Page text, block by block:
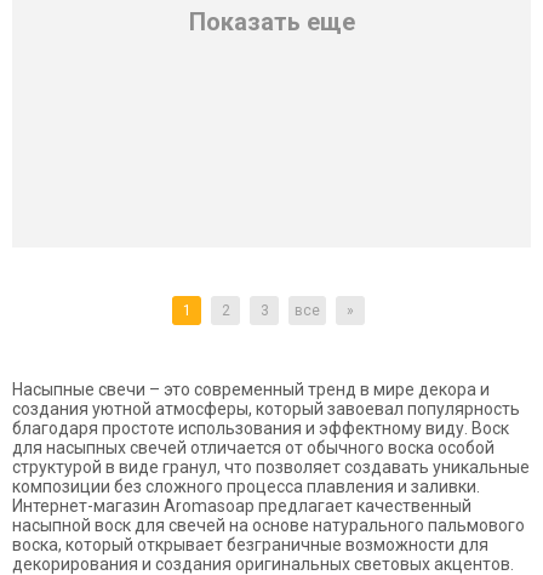
Показать еще
1 2 3 все »
Насыпные свечи – это современный тренд в мире декора и
создания уютной атмосферы, который завоевал популярность
благодаря простоте использования и эффектному виду. Воск
для насыпных свечей отличается от обычного воска особой
структурой в виде гранул, что позволяет создавать уникальные
композиции без сложного процесса плавления и заливки.
Интернет-магазин Aromasoap предлагает качественный
насыпной воск для свечей на основе натурального пальмового
воска, который открывает безграничные возможности для
декорирования и создания оригинальных световых акцентов.